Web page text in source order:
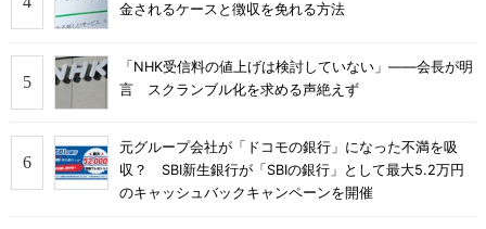
金されるケースと徴収を免れる方法
「NHK受信料の値上げは検討していない」――会長が明
言 スクランブル化を求める声絶えず
元グループ会社が「ドコモの銀行」になった不満を吸
収？ SBI新生銀行が「SBIの銀行」として最大5.2万円
のキャッシュバックキャンペーンを開催